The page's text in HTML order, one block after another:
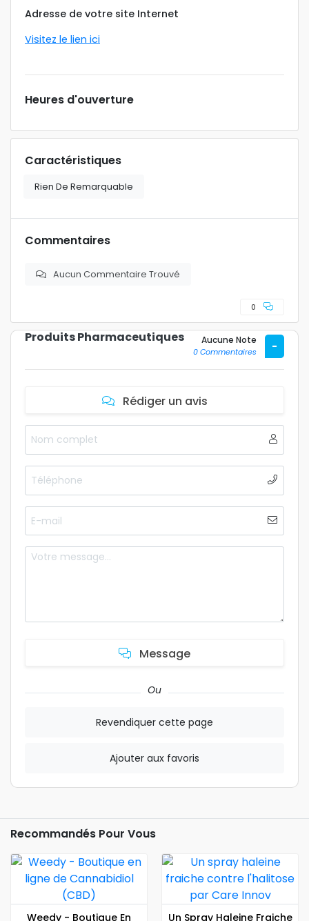
Adresse de votre site Internet
Visitez le lien ici
Heures d'ouverture
Caractéristiques
Rien De Remarquable
Commentaires
Aucun Commentaire Trouvé
0
Produits Pharmaceutiques Aucune Note
0 Commentaires -
Rédiger un avis
Message
Ou
Revendiquer cette page
Ajouter aux favoris
Recommandés Pour Vous
Weedy - Boutique En Un Spray Haleine Fraiche